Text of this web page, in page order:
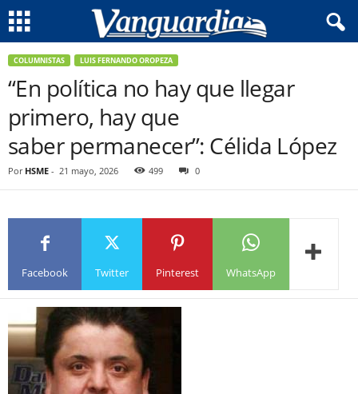
COLUMNISTAS LUIS FERNANDO OROPEZA
“En política no hay que llegar
primero, hay que
saber permanecer”: Célida López
Por HSME - 21 mayo, 2026 499 0
Facebook Twitter Pinterest WhatsApp